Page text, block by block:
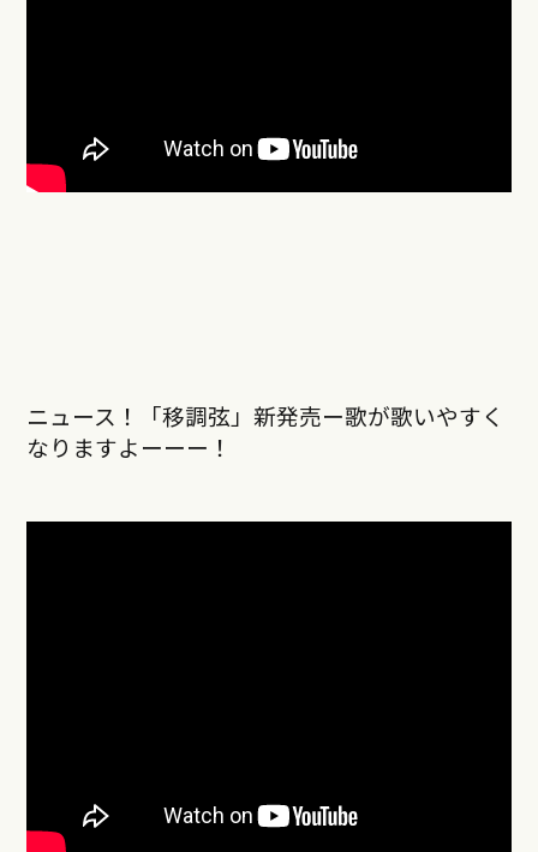
ニュース！「移調弦」新発売ー歌が歌いやすく
なりますよーーー！